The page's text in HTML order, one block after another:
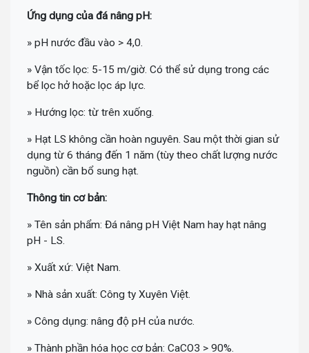
Ứng dụng của đá nâng pH:
» pH nước đầu vào > 4,0.
» Vận tốc lọc: 5-15 m/giờ. Có thể sử dụng trong các
bể lọc hở hoặc lọc áp lực.
» Hướng lọc: từ trên xuống.
» Hạt LS không cần hoàn nguyên. Sau một thời gian sử
dụng từ 6 tháng đến 1 năm (tùy theo chất lượng nước
nguồn) cần bổ sung hạt.
Thông tin cơ bản:
» Tên sản phẩm: Đá nâng pH Việt Nam hay hạt nâng
pH - LS.
» Xuất xứ: Việt Nam.
» Nhà sản xuất: Công ty Xuyên Việt.
» Công dụng: nâng độ pH của nước.
» Thành phần hóa học cơ bản: CaCO3 > 90%.